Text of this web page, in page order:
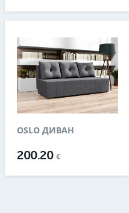
OSLO ДИВАН
200.20€